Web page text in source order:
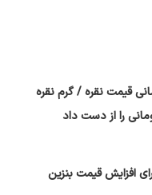
3600 تومانی قیمت نقره / گرم نقره
افزایش قیمت بنزین